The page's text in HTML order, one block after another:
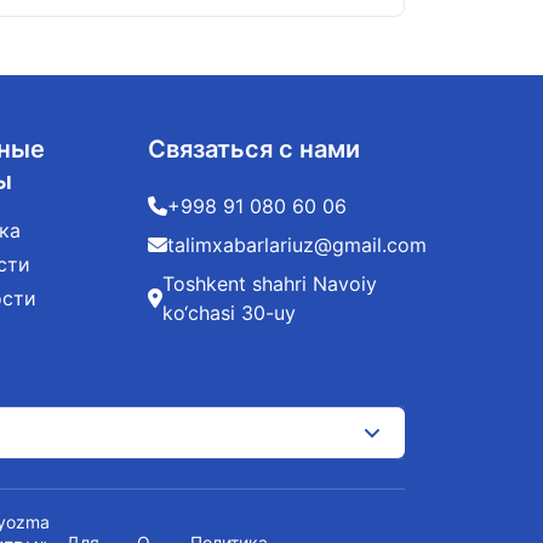
Связаться с нами
+998 91 080 60 06
talimxabarlariuz@gmail.com
Toshkent shahri Navoiy
ko‘chasi 30-uy